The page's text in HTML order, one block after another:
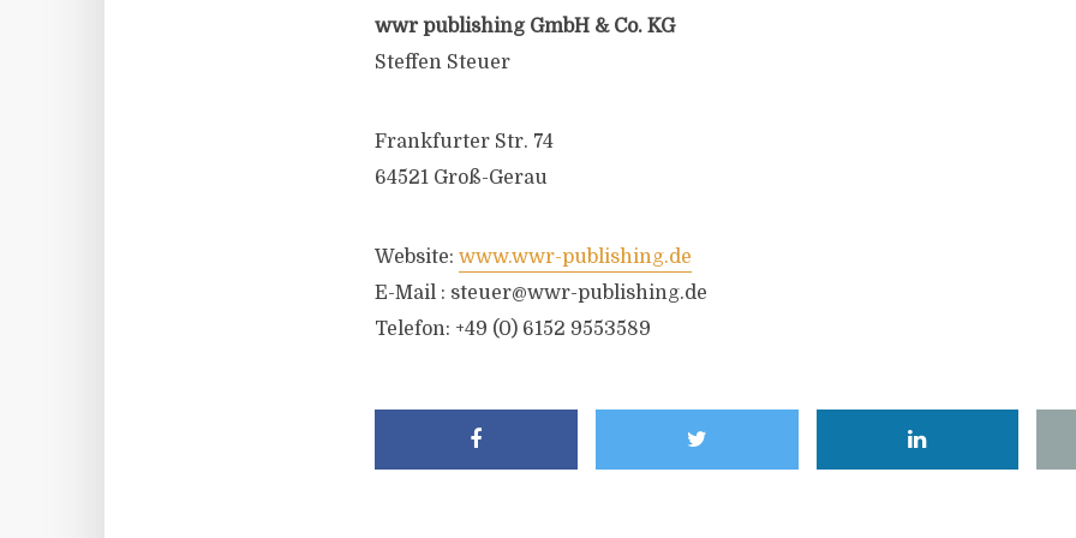
wwr publishing GmbH & Co. KG
Steffen Steuer
Frankfurter Str. 74
64521 Groß-Gerau
Website: www.wwr-publishing.de
E-Mail : steuer@wwr-publishing.de
Telefon: +49 (0) 6152 9553589